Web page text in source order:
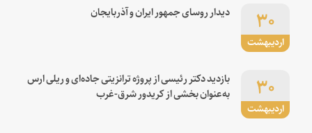
اردیبهشت
۳۰ دیدار روسای جمهور ایران و آذربایجان
اردیبهشت
۳۰
بازدید دکتر رئیسی از پروژه ترانزیتی جاده‌ای و ریلی ارس
به‌عنوان بخشی از کریدور شرق-غرب